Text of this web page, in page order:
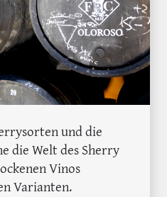
und die
die Welt des Sherry
Vinos
Varianten.